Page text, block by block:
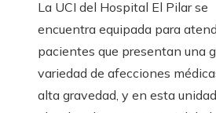
La UCI del Hospital El Pilar se
encuentra equipada para
pacientes que presentan una
variedad de afecciones
alta gravedad, y en esta